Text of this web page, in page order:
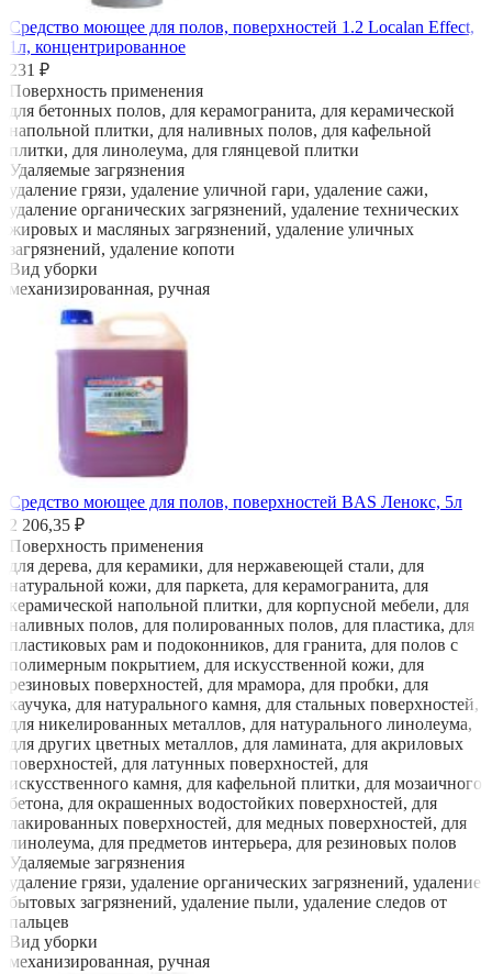
Средство моющее для полов, поверхностей 1.2 Localan Effect,
1л, концентрированное
231 ₽
Поверхность применения
для бетонных полов, для керамогранита, для керамической
напольной плитки, для наливных полов, для кафельной
плитки, для линолеума, для глянцевой плитки
Удаляемые загрязнения
удаление грязи, удаление уличной гари, удаление сажи,
удаление органических загрязнений, удаление технических
жировых и масляных загрязнений, удаление уличных
загрязнений, удаление копоти
Вид уборки
механизированная, ручная
Средство моющее для полов, поверхностей BAS Ленокс, 5л
2 206,35 ₽
Поверхность применения
для дерева, для керамики, для нержавеющей стали, для
натуральной кожи, для паркета, для керамогранита, для
керамической напольной плитки, для корпусной мебели, для
наливных полов, для полированных полов, для пластика, для
пластиковых рам и подоконников, для гранита, для полов с
полимерным покрытием, для искусственной кожи, для
резиновых поверхностей, для мрамора, для пробки, для
каучука, для натурального камня, для стальных поверхностей,
для никелированных металлов, для натурального линолеума,
для других цветных металлов, для ламината, для акриловых
поверхностей, для латунных поверхностей, для
искусственного камня, для кафельной плитки, для мозаичного
бетона, для окрашенных водостойких поверхностей, для
лакированных поверхностей, для медных поверхностей, для
линолеума, для предметов интерьера, для резиновых полов
Удаляемые загрязнения
удаление грязи, удаление органических загрязнений, удаление
бытовых загрязнений, удаление пыли, удаление следов от
пальцев
Вид уборки
механизированная, ручная